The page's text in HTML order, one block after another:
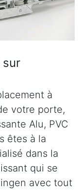
sur
à
votre porte,
Alu, PVC
êtes à la
dans la
qui se
avec tout